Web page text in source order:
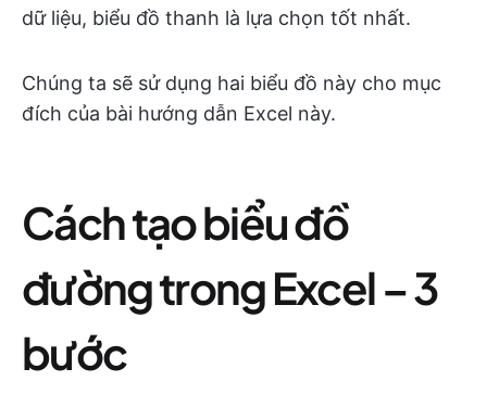
dữ liệu, biểu đồ thanh là lựa chọn tốt nhất.
Chúng ta sẽ sử dụng hai biểu đồ này cho mục
đích của bài hướng dẫn Excel này.
Cách tạo biểu đồ
đường trong Excel – 3
bước